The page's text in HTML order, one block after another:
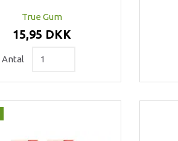
True Gum
15,95 DKK
Antal